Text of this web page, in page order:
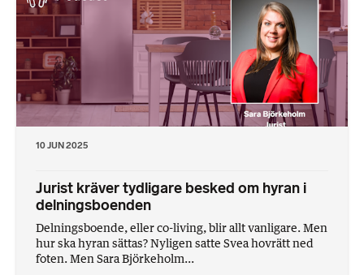
10 JUN 2025
Jurist kräver tydligare besked om hyran i
delningsboenden
Delningsboende, eller co-living, blir allt vanligare. Men
hur ska hyran sättas? Nyligen satte Svea hovrätt ned
foten. Men Sara Björkeholm...